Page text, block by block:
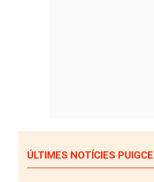
ÚLTIMES NOTÍCIES